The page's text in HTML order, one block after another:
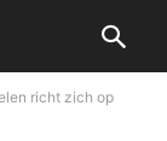
richt zich op